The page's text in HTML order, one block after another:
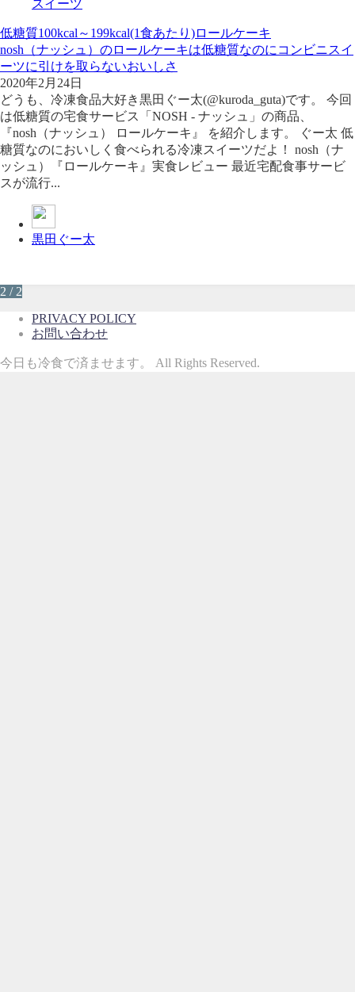
スイーツ
低糖質100kcal～199kcal(1食あたり)ロールケーキ
nosh（ナッシュ）のロールケーキは低糖質なのにコンビニスイ
ーツに引けを取らないおいしさ
2020年2月24日
どうも、冷凍食品大好き黒田ぐー太(@kuroda_guta)です。 今回
は低糖質の宅食サービス「NOSH - ナッシュ」の商品、
『nosh（ナッシュ） ロールケーキ』 を紹介します。 ぐー太 低
糖質なのにおいしく食べられる冷凍スイーツだよ！ nosh（ナ
ッシュ）『ロールケーキ』実食レビュー 最近宅配食事サービ
スが流行...
黒田ぐー太
2 / 2
PRIVACY POLICY
お問い合わせ
今日も冷食で済ませます。 All Rights Reserved.